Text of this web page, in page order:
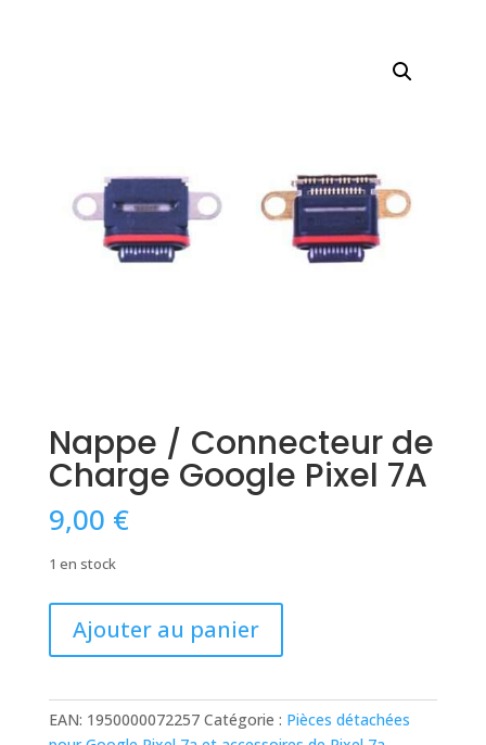
Nappe / Connecteur de
Charge Google Pixel 7A
9,00 €
1 en stock
Nappe
Connecteur
de
Ajouter au panier
EAN: 1950000072257 Catégorie : Pièces détachées